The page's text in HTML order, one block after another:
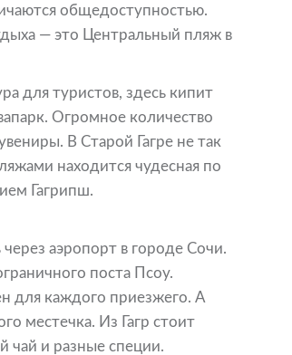
общедоступностью.
— это Центральный пляж в
для туристов, здесь кипит
Огромное количество
В Старой Гагре не так
находится чудесная по
Гагрипш.
аэропорт в городе Сочи.
поста Псоу.
для каждого приезжего. А
местечка. Из Гагр стоит
чай и разные специи.